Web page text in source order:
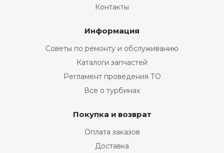
Контакты
Информация
Советы по ремонту и обслуживанию
Каталоги запчастей
Регламент проведения ТО
Все о турбинах
Покупка и возврат
Оплата заказов
Доставка